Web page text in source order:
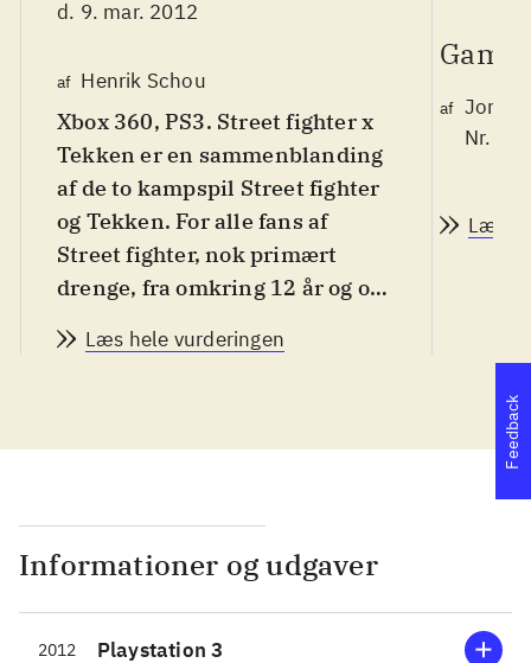
d. 9. mar. 2012
af Henrik Schou
Xbox 360, PS3. Street fighter x
Tekken er en sammenblanding
af de to kampspil Street fighter
og Tekken. For alle fans af
Street fighter, nok primært
drenge, fra omkring 12 år og op.
Spillet kombinerer karakterer
og Tekken. Det specielle her er,
at kæmpe med i et såkaldt tag-
team, hvor de to kæmpere kan
skifte med hinanden. Figurene
er som nævnt en blanding
mellem de kendte figurer fra de
Læs hele vurderingen
af Jonas
Nr.
Læs
Informationer og udgaver
2012 Playstation 3
Feedback